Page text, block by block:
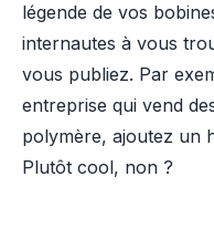
légende de vos
internautes à vous
vous publiez. Par
entreprise qui vend
polymère, ajoutez un
Plutôt cool, non ?